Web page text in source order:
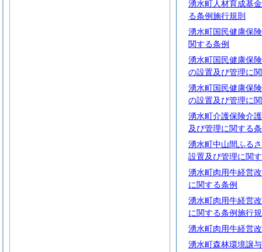
湧水町人材育成基
る条例施行規則
湧水町国民健康保
関する条例
湧水町国民健康保
の設置及び管理に
湧水町国民健康保
の設置及び管理に
湧水町介護保険介
及び管理に関する
湧水町中山間ふる
設置及び管理に関
湧水町肉用牛経営
に関する条例
湧水町肉用牛経営
に関する条例施行
湧水町肉用牛経営
湧水町森林環境譲